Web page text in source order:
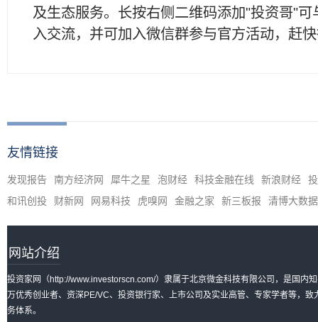
及生态服务。长按右侧二维码添加"投资哥"可
入交流，并可加入微信群参与官方活动，赶
友情链接
发现报告 南方经济网 犀牛之星 泡财经 科技金融在线 新浪财经
和讯创投
财新网 网易科技 虎嗅网 金融之家 新三板报 清博大数据
网站介绍
投资家网（http://www.investorscn.com/）隶属于北京微金科技有限公司，是国内
万优秀创业者、资深PE/VC、投资银行家、上市公司及实业高管、专家学者等，
务体系。